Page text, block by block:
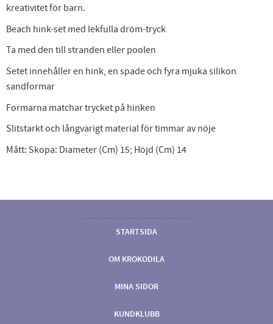
kreativitet för barn.
Beach hink-set med lekfulla dröm-tryck
Ta med den till stranden eller poolen
Setet innehåller en hink, en spade och fyra mjuka silikon
sandformar
Formarna matchar trycket på hinken
Slitstarkt och långvarigt material för timmar av nöje
Mått: Skopa: Diameter (Cm) 15; Höjd (Cm) 14
STARTSIDA
OM KROKODILA
MINA SIDOR
KUNDKLUBB